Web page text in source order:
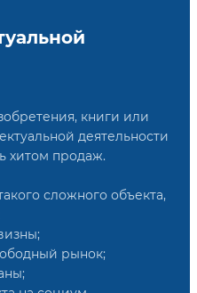
книги или
деятельности
хитом продаж.
сложного объекта,
рынок;